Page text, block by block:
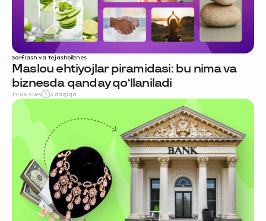
Sarflash va tejashbiznes
Maslou ehtiyojlar piramidasi: bu nima va
biznesda qanday qo‘llaniladi
19.08.2024 5 daqiqa